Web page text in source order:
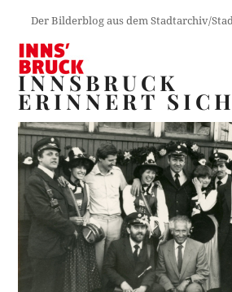
Der Bilderblog aus dem Stadtarchiv/
INNSBRUCK
ERINNERT SICH